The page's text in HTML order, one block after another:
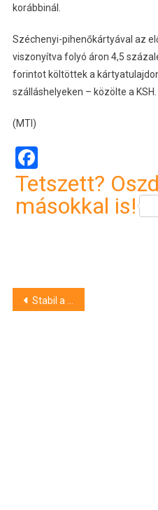
korábbinál.
Széchenyi-pihenőkártyával az
viszonyítva folyó áron 4,5
forintot költöttek a
szálláshelyeken – közölte a KSH.
(MTI)
Facebook
Tetszett?
másokkal is!
Bejegyzés
Stabil a kereslet a panellakások iránt